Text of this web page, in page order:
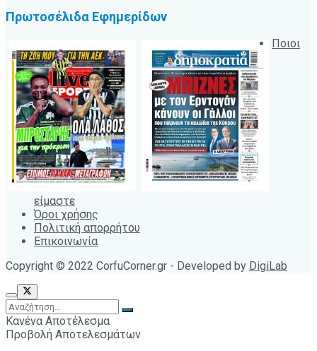
Πρωτοσέλιδα Εφημερίδων
Ποιοι
είμαστε
Όροι χρήσης
Πολιτική απορρήτου
Επικοινωνία
Copyright © 2022 CorfuCorner.gr - Developed by DigiLab
Κανένα Αποτέλεσμα
Προβολή Αποτελεσμάτων